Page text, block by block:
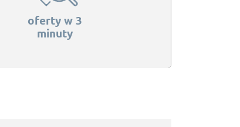
oferty w 3
minuty